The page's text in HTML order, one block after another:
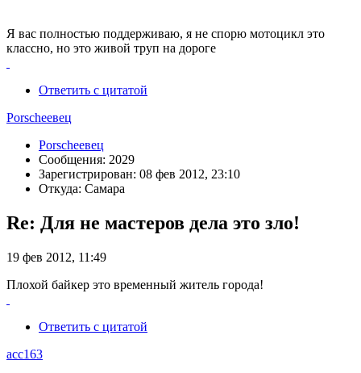
Я вас полностью поддерживаю, я не спорю мотоцикл это
классно, но это живой труп на дороге
Ответить с цитатой
Porscheeвец
Porscheeвец
Сообщения: 2029
Зарегистрирован: 08 фев 2012, 23:10
Откуда: Самара
Re: Для не мастеров дела это зло!
19 фев 2012, 11:49
Плохой байкер это временный житель города!
Ответить с цитатой
acc163